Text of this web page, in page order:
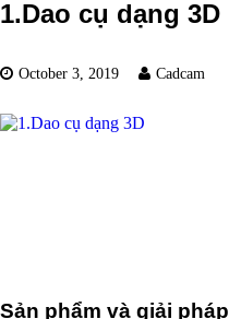
1.Dao cụ dạng 3D
October 3, 2019 Cadcam
Sản phẩm và giải pháp